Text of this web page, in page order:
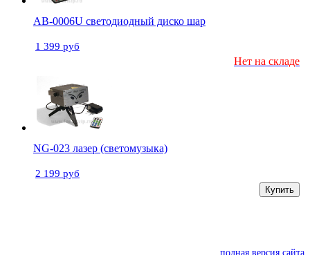
AB-0006U светодиодный диско шар
1 399 руб
Нет на складе
NG-023 лазер (светомузыка)
2 199 руб
Купить
полная версия сайта